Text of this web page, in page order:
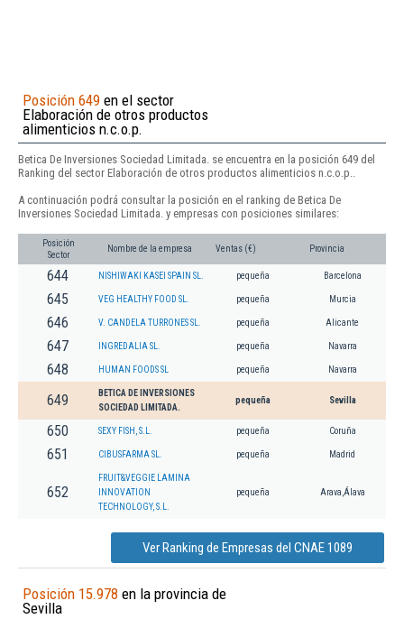
Posición 649 en el sector
Elaboración de otros productos
alimenticios n.c.o.p.
Betica De Inversiones Sociedad Limitada. se encuentra en la posición 649 del
Ranking del sector Elaboración de otros productos alimenticios n.c.o.p..
A continuación podrá consultar la posición en el ranking de Betica De
Inversiones Sociedad Limitada. y empresas con posiciones similares:
Posición
Sector
Nombre de la empresa Ventas (€) Provincia
644 NISHIWAKI KASEI SPAIN SL. pequeña Barcelona
645 VEG HEALTHY FOOD SL. pequeña Murcia
646 V. CANDELA TURRONES SL. pequeña Alicante
647 INGREDALIA SL. pequeña Navarra
648 HUMAN FOODS SL pequeña Navarra
649
BETICA DE INVERSIONES
SOCIEDAD LIMITADA.
pequeña Sevilla
650 SEXY FISH, S.L. pequeña Coruña
651 CIBUSFARMA SL. pequeña Madrid
652
FRUIT&VEGGIE LAMINA
INNOVATION
TECHNOLOGY, S.L.
pequeña Arava,Álava
Ver Ranking de Empresas del CNAE 1089
Posición 15.978 en la provincia de
Sevilla